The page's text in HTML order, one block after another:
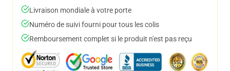
Livraison mondiale à votre porte
Numéro de suivi fourni pour tous les colis
Remboursement complet si le produit n'est pas reçu